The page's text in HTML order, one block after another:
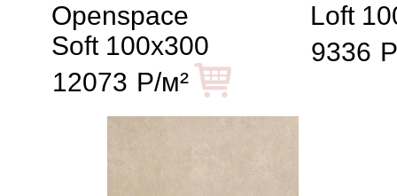
Openspace
Soft 100x300
12073 Р/м²
Loft
9336